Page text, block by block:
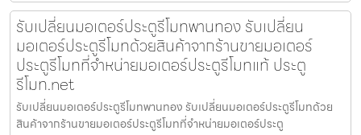
รับเปลี่ยนมอเตอร์ประตูรีโมทพานทอง รับเปลี่ยน
มอเตอร์ประตูรีโมทด้วยสินค้าจากร้านขายมอเตอร์
ประตูรีโมทที่จำหน่ายมอเตอร์ประตูรีโมทแท้ ประตู
รีโมท.net
รับเปลี่ยนมอเตอร์ประตูรีโมทพานทอง รับเปลี่ยนมอเตอร์ประตูรีโมทด้วย
สินค้าจากร้านขายมอเตอร์ประตูรีโมทที่จำหน่ายมอเตอร์ประตู